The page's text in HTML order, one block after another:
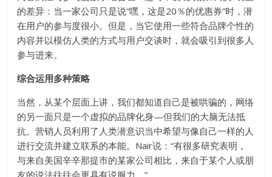
的差异：当一家公司只是说“嘿，这是20％的优惠券”时，潜
在用户的参与度很小。但是，当它使用一些符合品牌个性的
内容并以模仿人类的方式与用户交谈时，就会吸引到很多人
参与进来。
综合运用多种策略
当然，从某个层面上讲，我们都知道自己是被哄骗的，网络
的另一面只是一个虚拟的品牌化身—但我们的大脑无法抵
抗。营销人员利用了人类潜意识当中希望与像自己一样的人
进行交流并建立联系的本能。Nair说：“有很多研究表明，
与来自美国辛辛那提市的某家公司相比，来自于某个人或朋